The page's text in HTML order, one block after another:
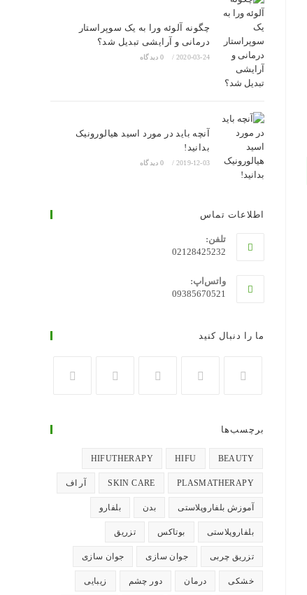
چگونه آلوئه ورا به یک سوپراستار
درمانی و آرایشی تبدیل شد؟
2020-03-24
/ 0 دیدگاه
آنچه باید در مورد اسید هیالورونیک
بدانید!
2019-12-03
/ 0 دیدگاه
اطلاعات تماس
تلفن:
02128425232
واتس‌اپ:
09385670521
ما را دنبال کنید
جدید
باز
باز
باز
باز
باز
برچسب‌ها
BEAUTY
HIFU
HIFUTHERAPY
PLASMATHERAPY
SKIN CARE آر اف
آموزش بلفاروپلاستی بدن بلفارو
بلفاروپلاستی بوتاکس تزریق
تزریق چربی جوان سازی جوان سازی
خشکی درمان دور چشم زیبایی